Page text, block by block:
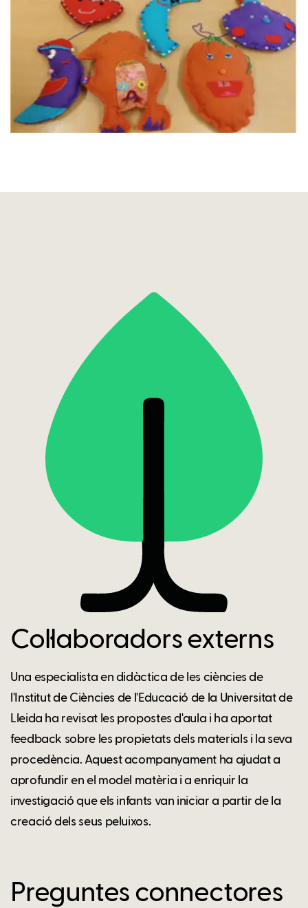
Col·laboradors externs
Una especialista en didàctica de les ciències de
l'Institut de Ciències de l'Educació de la Universitat de
Lleida ha revisat les propostes d'aula i ha aportat
feedback sobre les propietats dels materials i la seva
procedència. Aquest acompanyament ha ajudat a
aprofundir en el model matèria i a enriquir la
investigació que els infants van iniciar a partir de la
creació dels seus peluixos.
Preguntes connectores